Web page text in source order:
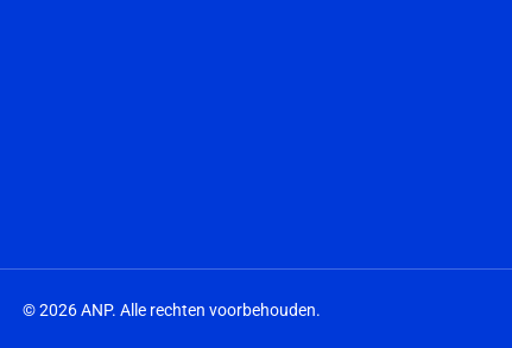
© 2026 ANP. Alle rechten voorbehouden.